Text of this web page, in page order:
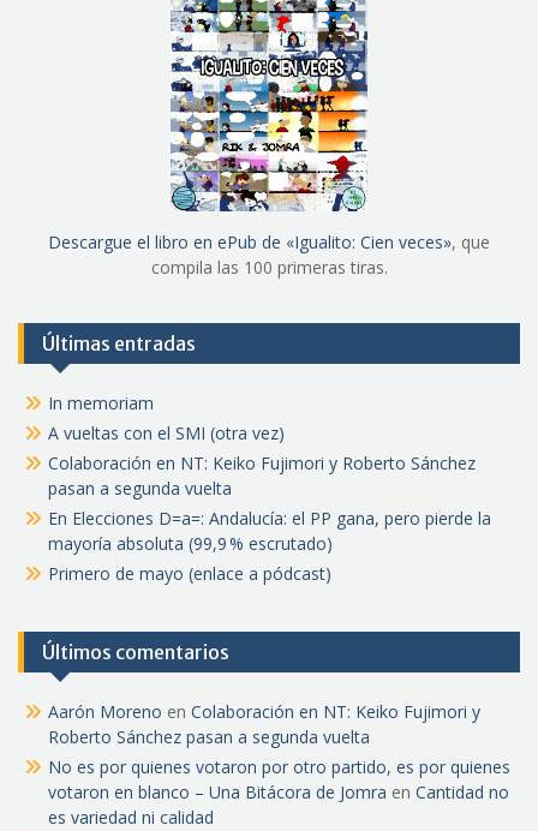
Descargue el libro en ePub de «Igualito: Cien veces», que
compila las 100 primeras tiras.
Últimas entradas
In memoriam
A vueltas con el SMI (otra vez)
Colaboración en NT: Keiko Fujimori y Roberto Sánchez
pasan a segunda vuelta
En Elecciones D=a=: Andalucía: el PP gana, pero pierde la
mayoría absoluta (99,9 % escrutado)
Primero de mayo (enlace a pódcast)
Últimos comentarios
Aarón Moreno en Colaboración en NT: Keiko Fujimori y
Roberto Sánchez pasan a segunda vuelta
No es por quienes votaron por otro partido, es por quienes
votaron en blanco – Una Bitácora de Jomra en Cantidad no
es variedad ni calidad